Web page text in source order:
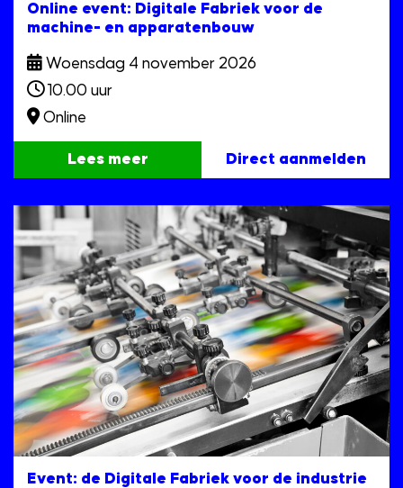
Online event: Digitale Fabriek voor de
machine- en apparatenbouw
Woensdag 4 november 2026
10.00 uur
Online
Lees meer Direct aanmelden
Event: de Digitale Fabriek voor de industrie